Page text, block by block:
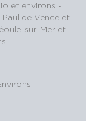
et environs -
Paul de Vence et
sur-Mer et